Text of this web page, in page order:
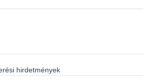
hirdetmények